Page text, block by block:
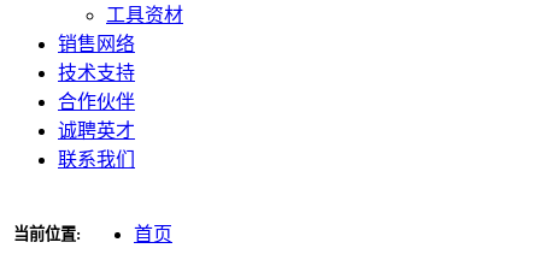
工具资材
销售网络
技术支持
合作伙伴
诚聘英才
联系我们
当前位置: 首页